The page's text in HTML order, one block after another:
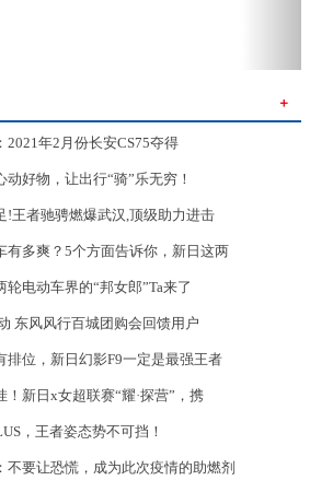
＋
2021年2月份长安CS75夺得
动好物，让出行“骑”乐无穷！
!王者驰骋燃爆武汉,顶级助力进击
有多爽？5个方面告诉你，新日这两
轮电动车界的“邦女郎”Ta来了
东风风行百城团购会回馈用户
排位，新日幻影F9一定是最强王者
！新日x女超联赛“耀·探营”，携
，王者姿态势不可挡！
不要让恐慌，成为此次疫情的助燃剂